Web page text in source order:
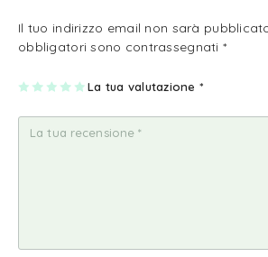
Il tuo indirizzo email non sarà
obbligatori sono contrassegnati *
La tua valutazione *
1
a
2
e
su
5
3
e
su
5
4
e
su
5
5
e
su
5